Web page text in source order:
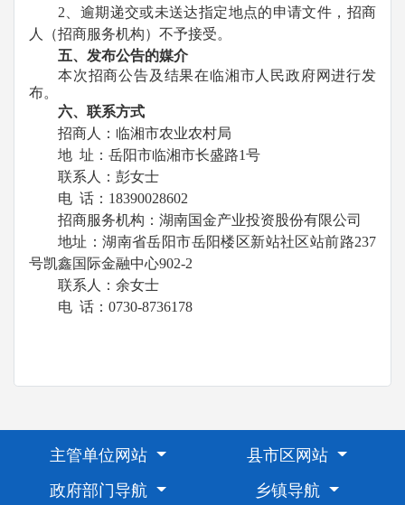
2 、逾期递交或未送达指定地点的申请文件，招商
人（招商服务机构）不予接受。
五、发布公告的媒介
本次招商公告及结果在临湘市人民政府网进行发
布。
六、联系方式
招商人：临湘市农业农村局
地 址：岳阳市临湘市长盛路1号
联系人：彭女士
电 话： 18390028602
招商服务机构：湖南国金产业投资股份有限公司
地址：湖南省岳阳市岳阳楼区新站社区站前路237
号凯鑫国际金融中心902-2
联系人：余女士
电 话： 0730-8736178
主管单位网站
县市区网站
政府部门导航
乡镇导航